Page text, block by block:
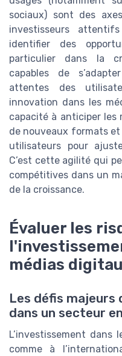
sociaux) sont des
investisseurs
identifier des
particulier dans la
capables de
attentes des
innovation dans les
capacité à anticiper
de nouveaux formats et
utilisateurs pour
C’est cette agilité qui
compétitives dans un
de la croissance.
Évaluer les
médias
Les défis majeurs
dans un secteur
L’investissement dans
comme à